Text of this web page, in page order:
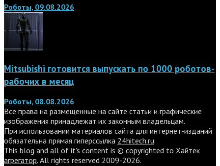
Роботы, 09.08.2026
Mitsubishi готовится выпускать по 1000 роботов-
рабочих в месяц
Роботы, 08.08.2026
Все права на размещенные на сайте статьи и графические
изображения принадлежат их законным владельцам.
При использовании материалов сайта для интернет-изданий
обязательна прямая гиперссылка 24hitech.ru.
This blog and all of it's content is © copyrighted to Хайтек
агрегатор. All rights reserved 2009-2026.